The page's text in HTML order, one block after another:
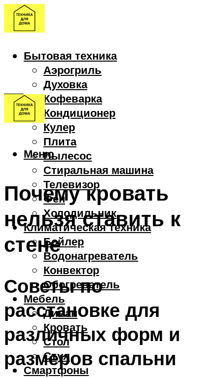
Бытовая техника
Аэрогриль
Духовка
Кофеварка
Кондиционер
Кулер
Плита
Пылесос
Стиральная машина
Телевизор
Фен
Холодильник
Климатическая техника
Бойлер
Водонагреватель
Конвектор
Обогреватель
Мебель
Диван
Кровать
Стол
Стул
Смартфоны
Меню
Почему кровать
нельзя ставить к
стене
Советы по
расстановке для
различных форм и
размеров спальни